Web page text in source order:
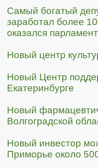
Самый богатый
заработал более
оказался
Новый центр
Новый Центр
Екатеринбурге
Новый
Волгоградской
Новый инвестор
Приморье около